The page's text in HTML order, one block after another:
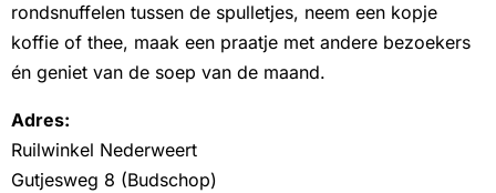
rondsnuffelen tussen de spulletjes, neem een kopje
koffie of thee, maak een praatje met andere bezoekers
én geniet van de soep van de maand.
Adres:
Ruilwinkel Nederweert
Gutjesweg 8 (Budschop)